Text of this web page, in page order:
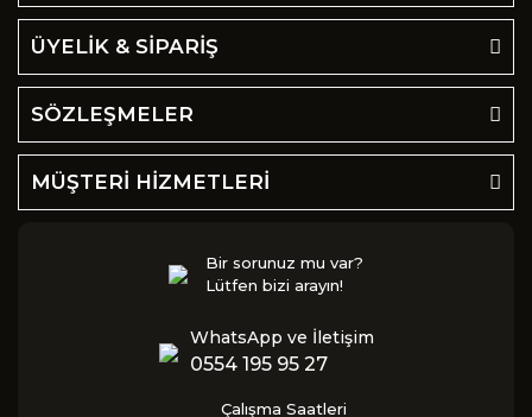
ÜYELİK & SİPARİŞ
SÖZLEŞMELER
MÜŞTERİ HİZMETLERİ
Bir sorunuz mu var?
Lütfen bizi arayın!
WhatsApp ve İletişim
0554 195 95 27
Çalışma Saatleri